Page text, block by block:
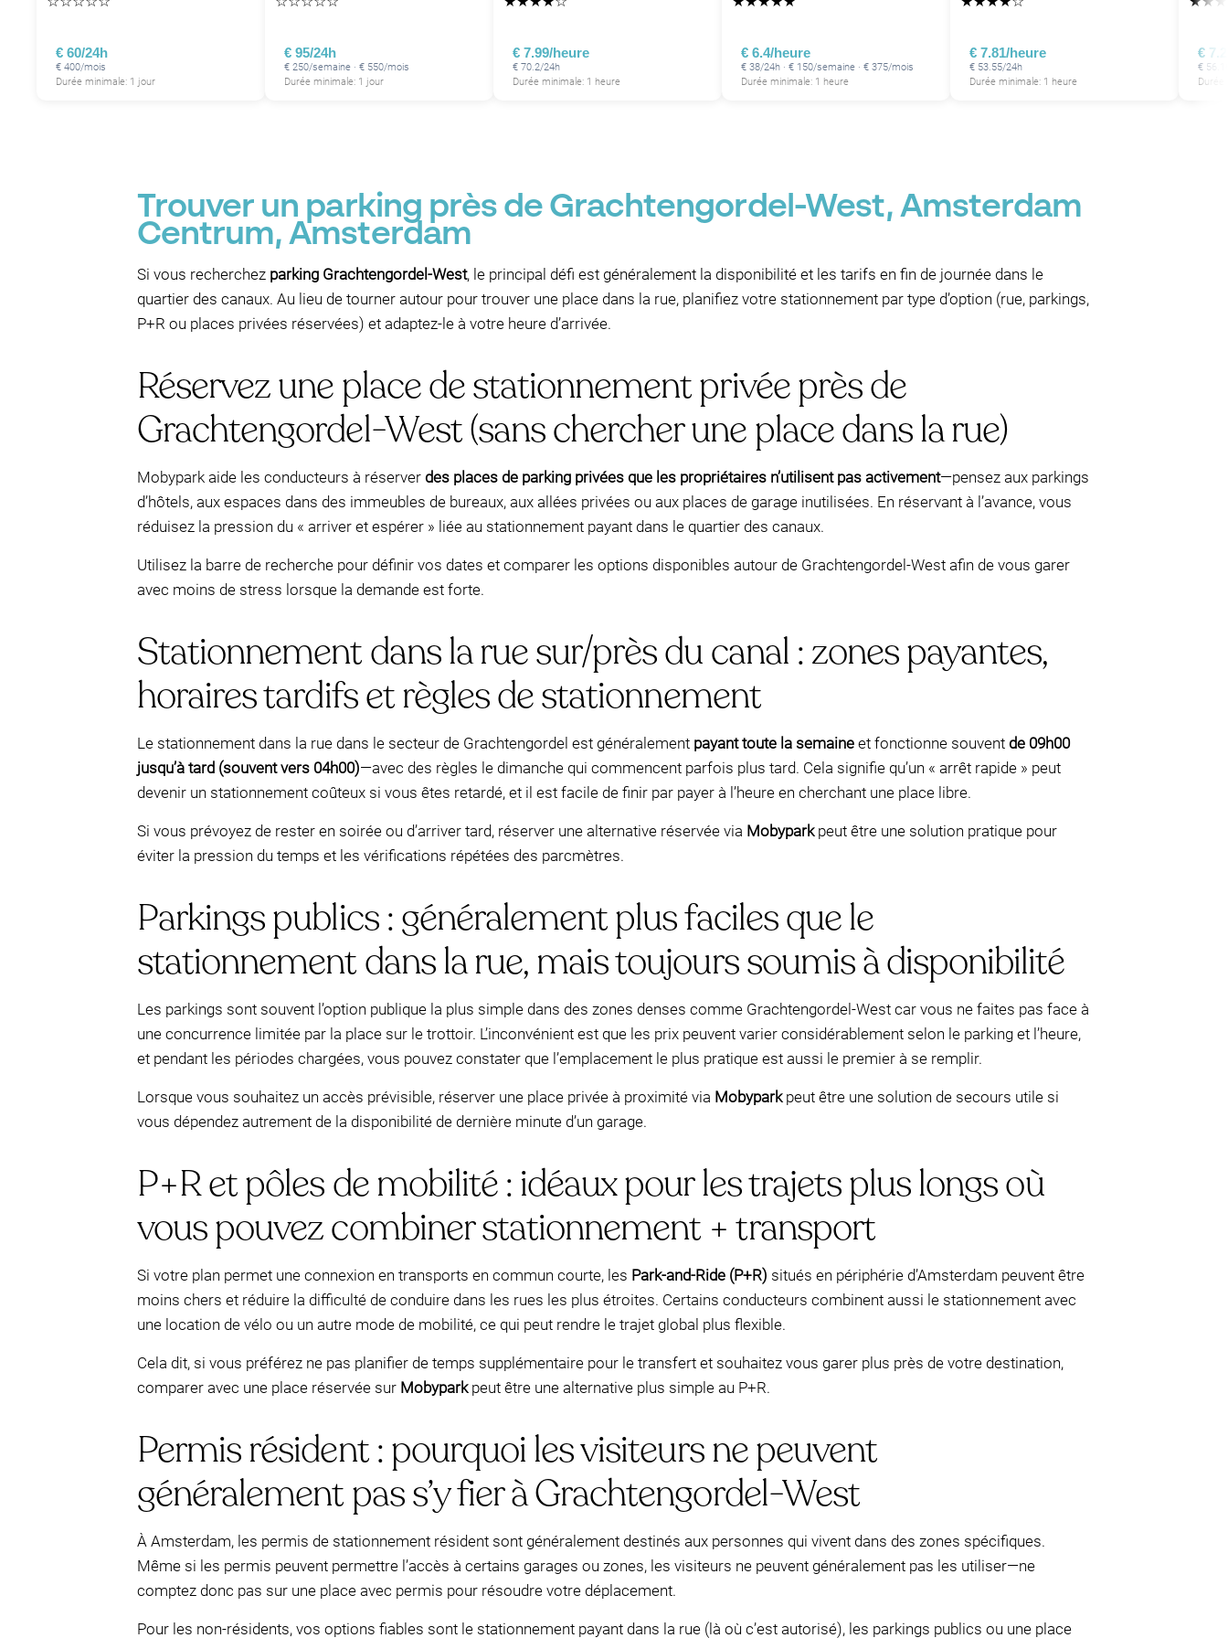
P
P P
P
P
P
€ 60/24h
€ 400/mois
Durée minimale: 1 jour
€ 95/24h
€ 250/semaine · € 550/mois
Durée minimale: 1 jour
€ 7.99/heure
€ 70.2/24h
Durée minimale: 1 heure
€ 6.4/heure
€ 38/24h · € 150/semaine · € 375/mois
Durée minimale: 1 heure
€ 7.81/heure
€ 53.55/24h
Durée minimale: 1 heure
€
€
Durée
Trouver un parking près de Grachtengordel-West, Amsterdam
Centrum, Amsterdam
Si vous recherchez parking Grachtengordel-West, le principal défi est généralement la disponibilité et les tarifs en fin de journée dans le
quartier des canaux. Au lieu de tourner autour pour trouver une place dans la rue, planifiez votre stationnement par type d’option (rue, parkings,
P+R ou places privées réservées) et adaptez-le à votre heure d’arrivée.
Réservez une place de stationnement privée près de
Grachtengordel-West (sans chercher une place dans la rue)
Mobypark aide les conducteurs à réserver des places de parking privées que les propriétaires n’utilisent pas activement—pensez aux parkings
d’hôtels, aux espaces dans des immeubles de bureaux, aux allées privées ou aux places de garage inutilisées. En réservant à l’avance, vous
réduisez la pression du « arriver et espérer » liée au stationnement payant dans le quartier des canaux.
Utilisez la barre de recherche pour définir vos dates et comparer les options disponibles autour de Grachtengordel-West afin de vous garer
avec moins de stress lorsque la demande est forte.
Stationnement dans la rue sur/près du canal : zones payantes,
horaires tardifs et règles de stationnement
Le stationnement dans la rue dans le secteur de Grachtengordel est généralement payant toute la semaine et fonctionne souvent de 09h00
jusqu’à tard (souvent vers 04h00)—avec des règles le dimanche qui commencent parfois plus tard. Cela signifie qu’un « arrêt rapide » peut
devenir un stationnement coûteux si vous êtes retardé, et il est facile de finir par payer à l’heure en cherchant une place libre.
Si vous prévoyez de rester en soirée ou d’arriver tard, réserver une alternative réservée via Mobyparkpeut être une solution pratique pour
éviter la pression du temps et les vérifications répétées des parcmètres.
Parkings publics : généralement plus faciles que le
stationnement dans la rue, mais toujours soumis à disponibilité
Les parkings sont souvent l’option publique la plus simple dans des zones denses comme Grachtengordel-West car vous ne faites pas face à
une concurrence limitée par la place sur le trottoir. L’inconvénient est que les prix peuvent varier considérablement selon le parking et l’heure,
et pendant les périodes chargées, vous pouvez constater que l’emplacement le plus pratique est aussi le premier à se remplir.
Lorsque vous souhaitez un accès prévisible, réserver une place privée à proximité via Mobyparkpeut être une solution de secours utile si
vous dépendez autrement de la disponibilité de dernière minute d’un garage.
P+R et pôles de mobilité : idéaux pour les trajets plus longs où
vous pouvez combiner stationnement + transport
Si votre plan permet une connexion en transports en commun courte, les Park-and-Ride (P+R) situés en périphérie d’Amsterdam peuvent être
moins chers et réduire la difficulté de conduire dans les rues les plus étroites. Certains conducteurs combinent aussi le stationnement avec
une location de vélo ou un autre mode de mobilité, ce qui peut rendre le trajet global plus flexible.
Cela dit, si vous préférez ne pas planifier de temps supplémentaire pour le transfert et souhaitez vous garer plus près de votre destination,
comparer avec une place réservée sur Mobyparkpeut être une alternative plus simple au P+R.
Permis résident : pourquoi les visiteurs ne peuvent
généralement pas s’y fier à Grachtengordel-West
À Amsterdam, les permis de stationnement résident sont généralement destinés aux personnes qui vivent dans des zones spécifiques.
Même si les permis peuvent permettre l’accès à certains garages ou zones, les visiteurs ne peuvent généralement pas les utiliser—ne
comptez donc pas sur une place avec permis pour résoudre votre déplacement.
Pour les non-résidents, vos options fiables sont le stationnement payant dans la rue (là où c’est autorisé), les parkings publics ou une place